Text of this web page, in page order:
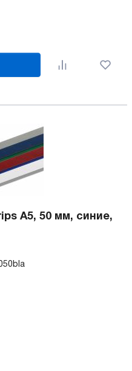
A5, 50 мм, синие,